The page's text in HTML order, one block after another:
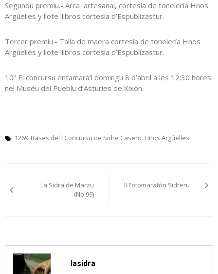
Segundu premiu.- Arca artesanal, cortesía de tonelería Hnos
Argúelles y llote llibros cortesía d’Espublizastur.
Tercer premiu.- Talla de maera cortesía de tonelería Hnos
Argúelles y llote llibros cortesía d’Espublizastur.
10º El concursu entamará’l domingu 8 d’abril a les 12:30 hores
nel Muséu del Pueblu d’Asturies de Xixón.
1269 Bases del I Concursu de Sidre Casero. Hnos Argúelles
pelosLa Sidra de Marzu
(Nb.99)
II Fotomaratón Sidreru
lasidra